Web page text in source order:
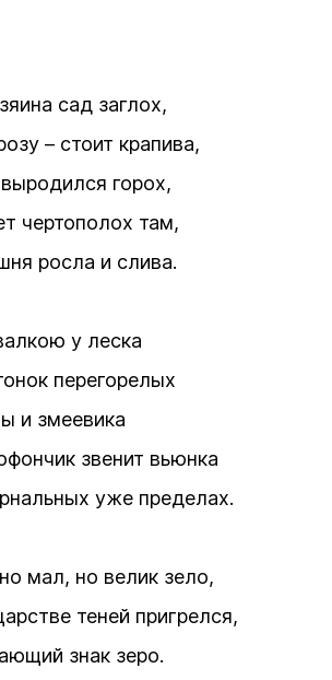
сад заглох,
– стоит крапива,
горох,
чертополох там,
росла и слива.
у леска
перегорелых
и змеевика
звенит вьюнка
уже пределах.
мал, но велик зело,
теней пригрелся,
знак зеро.